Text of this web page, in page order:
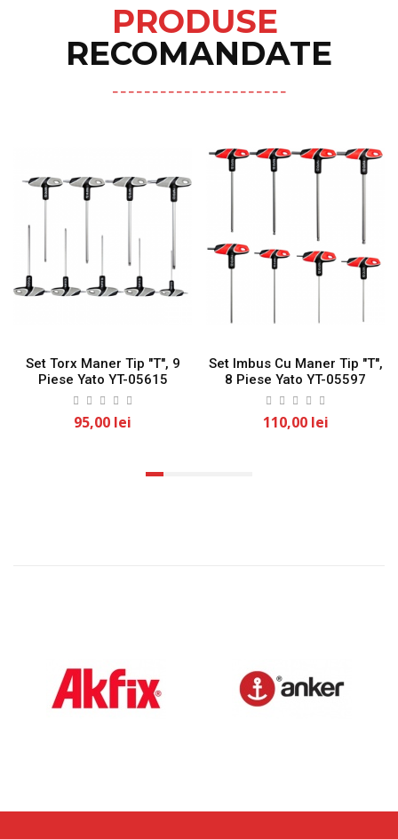
PRODUSE
RECOMANDATE
Set Torx Maner Tip "T", 9
Piese Yato YT-05615
95,00 lei
Set Imbus Cu Maner Tip "T",
8 Piese Yato YT-05597
110,00 lei